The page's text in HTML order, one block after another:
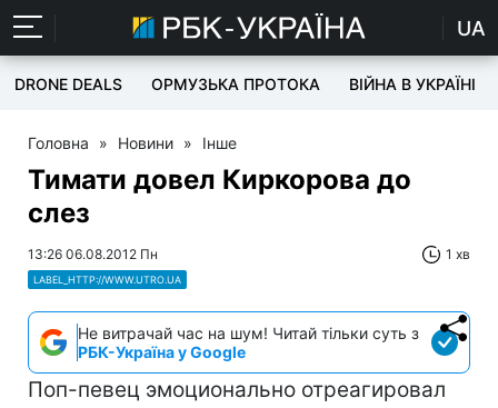
UA
DRONE DEALS ОРМУЗЬКА ПРОТОКА ВІЙНА В УКРАЇНІ
Головна » Новини » Інше
Тимати довел Киркорова до
слез
13:26 06.08.2012 Пн 1 хв
LABEL_HTTP://WWW.UTRO.UA
Не витрачай час на шум! Читай тільки суть з
РБК-Україна у Google
Поп-певец эмоционально отреагировал